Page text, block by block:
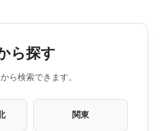
ら探す
ら検索できます。
関東